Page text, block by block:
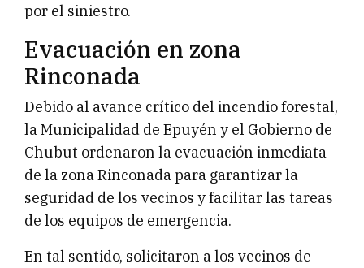
por el siniestro.
Evacuación en zona
Rinconada
Debido al avance crítico del incendio forestal,
la Municipalidad de Epuyén y el Gobierno de
Chubut ordenaron la evacuación inmediata
de la zona Rinconada para garantizar la
seguridad de los vecinos y facilitar las tareas
de los equipos de emergencia.
En tal sentido, solicitaron a los vecinos de